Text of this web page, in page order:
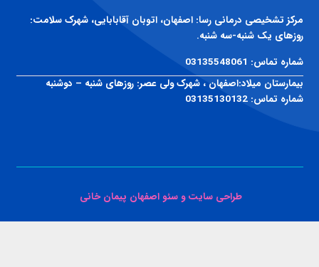
مرکز تشخیصی درمانی رسا: اصفهان، اتوبان آقابابایی، شهرک سلامت:
روزهای یک شنبه-سه شنبه.
شماره تماس: 03135548061
بیمارستان میلاد:اصفهان ، شهرک ولی عصر: روزهای شنبه – دوشنبه
شماره تماس:03135130132
طراحی سایت و سئو اصفهان پیمان خانی